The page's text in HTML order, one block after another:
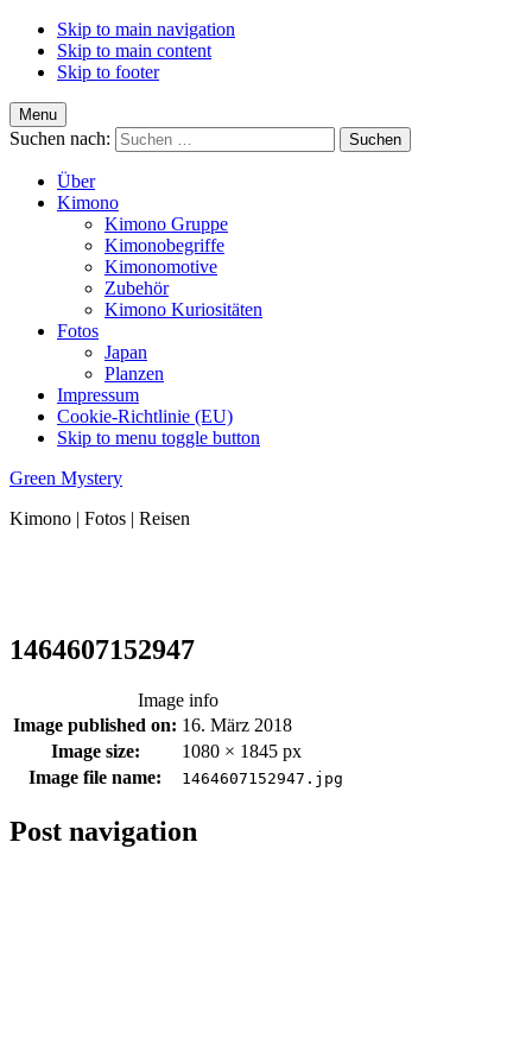
Skip to main navigation
Skip to main content
Skip to footer
Menu
Suchen nach:
Über
Kimono
Kimono Gruppe
Kimonobegriffe
Kimonomotive
Zubehör
Kimono Kuriositäten
Fotos
Japan
Planzen
Impressum
Cookie-Richtlinie (EU)
Skip to menu toggle button
Green Mystery
Kimono | Fotos | Reisen
1464607152947
Image info
Image published on: 16. März 2018
Image size:
1080 × 1845 px
Image file name:
1464607152947.jpg
Post navigation